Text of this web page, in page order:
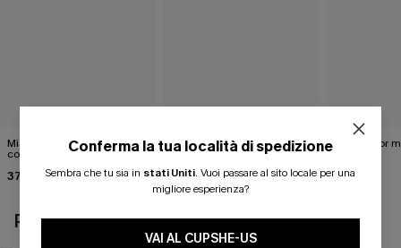
Midkini incrociato sul retro
con stampa leopardata
37,00 €
Completo bikini marrone
Under Your Skin
40,00 €
Bikini color
POTREBBE INTERESSARTI ANCHE
Conferma la tua località di spedizione
Sembra che tu sia in stati Uniti. Vuoi passare al sito locale per una
migliore esperienza?
VAI AL CUPSHE-US